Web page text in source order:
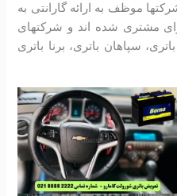
موظف به ارائه گارانتی به
مشتری شده اند و شرکتهای
سپاهان باتری، برنا باتری